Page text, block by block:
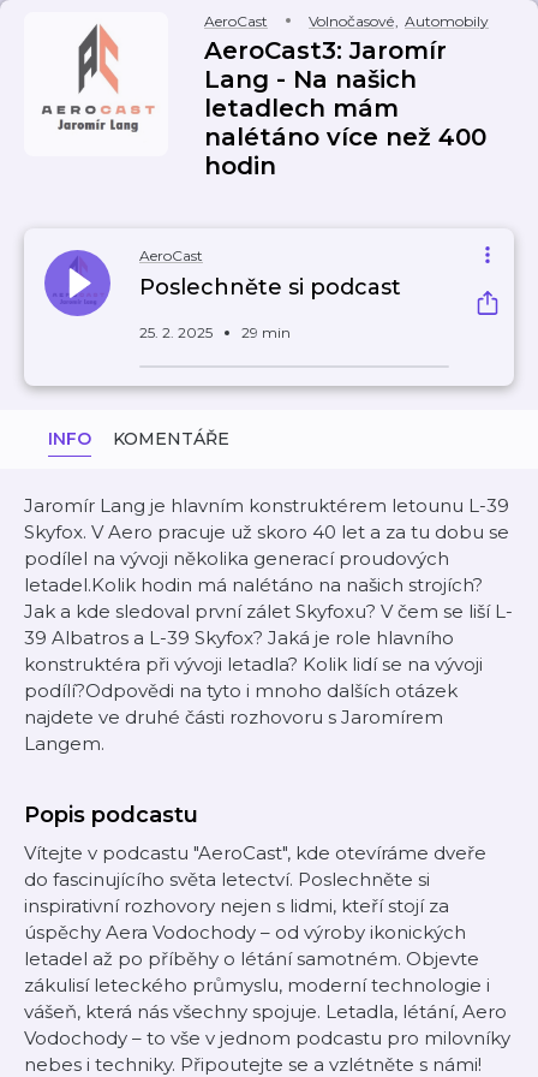
AeroCast Volnočasové, Automobily
AeroCast3: Jaromír
Lang - Na našich
letadlech mám
nalétáno více než 400
hodin
AeroCast
Poslechněte si podcast
25. 2. 2025 29 min
INFO KOMENTÁŘE
Jaromír Lang je hlavním konstruktérem letounu L-39
Skyfox. V Aero pracuje už skoro 40 let a za tu dobu se
podílel na vývoji několika generací proudových
letadel.Kolik hodin má nalétáno na našich strojích?
Jak a kde sledoval první zálet Skyfoxu? V čem se liší L-
39 Albatros a L-39 Skyfox? Jaká je role hlavního
konstruktéra při vývoji letadla? Kolik lidí se na vývoji
podílí?Odpovědi na tyto i mnoho dalších otázek
najdete ve druhé části rozhovoru s Jaromírem
Langem.
Popis podcastu
Vítejte v podcastu "AeroCast", kde otevíráme dveře
do fascinujícího světa letectví. Poslechněte si
inspirativní rozhovory nejen s lidmi, kteří stojí za
úspěchy Aera Vodochody – od výroby ikonických
letadel až po příběhy o létání samotném. Objevte
zákulisí leteckého průmyslu, moderní technologie i
vášeň, která nás všechny spojuje. Letadla, létání, Aero
Vodochody – to vše v jednom podcastu pro milovníky
nebes i techniky. Připoutejte se a vzlétněte s námi!